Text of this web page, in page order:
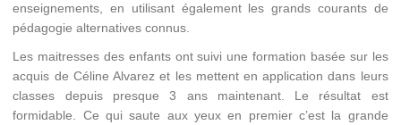
enseignements, en utilisant également les grands courants de
pédagogie alternatives connus.
Les maitresses des enfants ont suivi une formation basée sur les
acquis de Céline Alvarez et les mettent en application dans leurs
classes depuis presque 3 ans maintenant. Le résultat est
formidable. Ce qui saute aux yeux en premier c’est la grande